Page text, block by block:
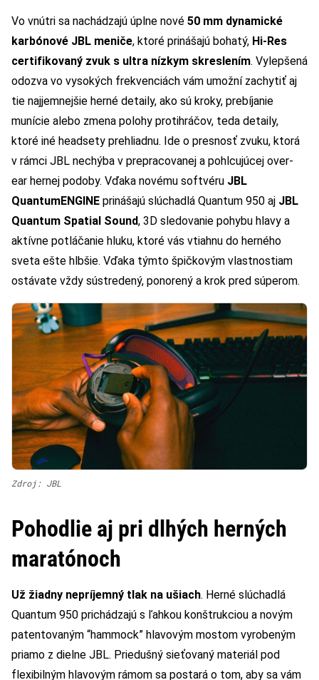
Vo vnútri sa nachádzajú úplne nové 50 mm dynamické
karbónové JBL meniče, ktoré prinášajú bohatý, Hi-Res
certifikovaný zvuk s ultra nízkym skreslením. Vylepšená
odozva vo vysokých frekvenciách vám umožní zachytiť aj
tie najjemnejšie herné detaily, ako sú kroky, prebíjanie
munície alebo zmena polohy protihráčov, teda detaily,
ktoré iné headsety prehliadnu. Ide o presnosť zvuku, ktorá
v rámci JBL nechýba v prepracovanej a pohlcujúcej over-
ear hernej podoby. Vďaka novému softvéru JBL
QuantumENGINE prinášajú slúchadlá Quantum 950 aj JBL
Quantum Spatial Sound, 3D sledovanie pohybu hlavy a
aktívne potláčanie hluku, ktoré vás vtiahnu do herného
sveta ešte hlbšie. Vďaka týmto špičkovým vlastnostiam
ostávate vždy sústredený, ponorený a krok pred súperom.
Zdroj: JBL
Pohodlie aj pri dlhých herných
maratónoch
Už žiadny nepríjemný tlak na ušiach. Herné slúchadlá
Quantum 950 prichádzajú s ľahkou konštrukciou a novým
patentovaným “hammock” hlavovým mostom vyrobeným
priamo z dielne JBL. Priedušný sieťovaný materiál pod
flexibilným hlavovým rámom sa postará o tom, aby sa vám